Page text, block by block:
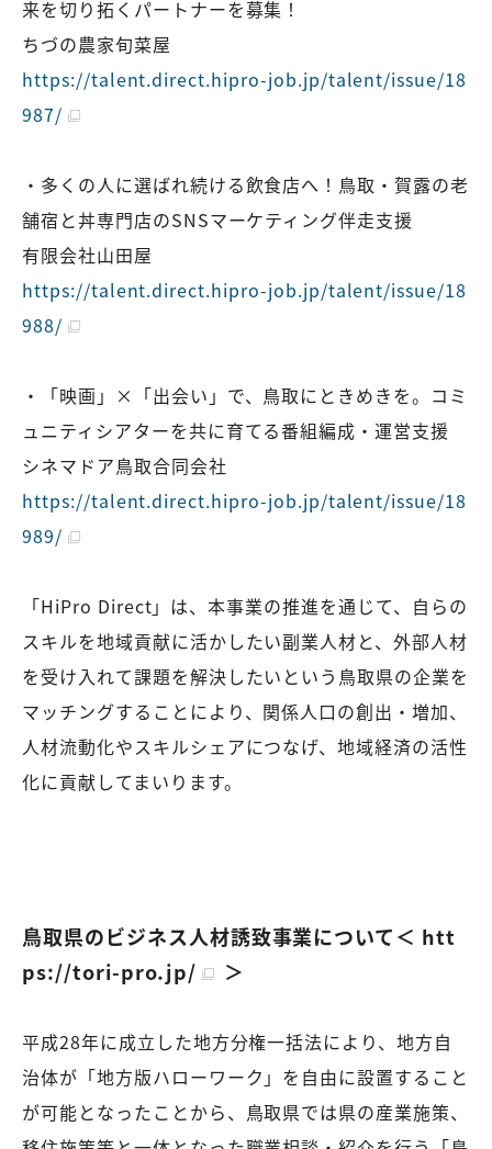
来を切り拓くパートナーを募集！
ちづの農家旬菜屋
https://talent.direct.hipro-job.jp/talent/issue/18
987/
・多くの人に選ばれ続ける飲食店へ！鳥取・賀露の老
舗宿と丼専門店のSNSマーケティング伴走支援
有限会社山田屋
https://talent.direct.hipro-job.jp/talent/issue/18
988/
・「映画」×「出会い」で、鳥取にときめきを。コミ
ュニティシアターを共に育てる番組編成・運営支援
シネマドア鳥取合同会社
https://talent.direct.hipro-job.jp/talent/issue/18
989/
「HiPro Direct」は、本事業の推進を通じて、自らの
スキルを地域貢献に活かしたい副業人材と、外部人材
を受け入れて課題を解決したいという鳥取県の企業を
マッチングすることにより、関係人口の創出・増加、
人材流動化やスキルシェアにつなげ、地域経済の活性
化に貢献してまいります。
鳥取県のビジネス人材誘致事業について＜ htt
ps://tori-pro.jp/
＞
平成28年に成立した地方分権一括法により、地方自
治体が「地方版ハローワーク」を自由に設置すること
が可能となったことから、鳥取県では県の産業施策、